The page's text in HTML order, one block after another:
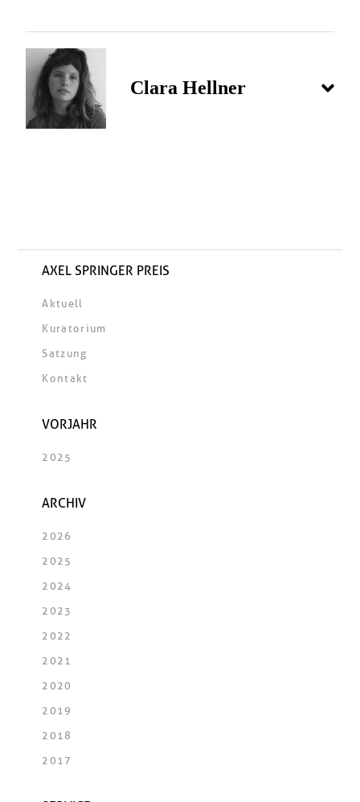
Clara Hellner
AXEL SPRINGER PREIS
Aktuell
Kuratorium
Satzung
Kontakt
VORJAHR
2025
ARCHIV
2026
2025
2024
2023
2022
2021
2020
2019
2018
2017